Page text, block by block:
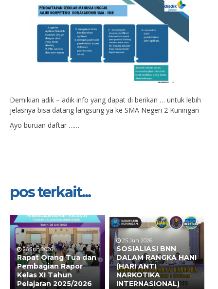
Demikian adik – adik info yang dapat di berikan … untuk lebih
jelasnya bisa datang langsung ya ke SMA Negeri 2 Kuningan
Ayo buruan daftar ……
pos terkait...
26 Jun 2026
Rapat Orang Tua dan
Pembagian Rapor
Kelas XI Tahun
Pelajaran 2025/2026
25 Jun 2026
SOSIALIASI BNN
DALAM RANGKA HANI
(HARI ANTI
NARKOTIKA
INTERNASIONAL)